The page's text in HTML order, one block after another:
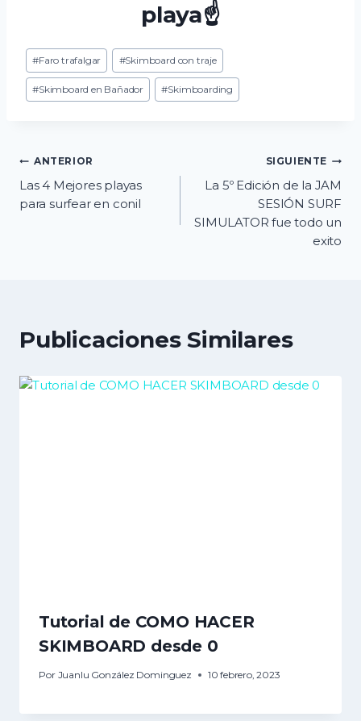
playa☝️
Etiquetas
de
la
#Faro trafalgar #Skimboard con traje
#Skimboard en Bañador #Skimboarding
Navegación
de
ANTERIOR
Las 4 Mejores playas
para surfear en conil
SIGUIENTE
La 5º Edición de la JAM
SESIÓN SURF
SIMULATOR fue todo un
exito
Publicaciones Similares
Tutorial de COMO HACER
SKIMBOARD desde 0
Por Juanlu González Dominguez 10 febrero, 2023